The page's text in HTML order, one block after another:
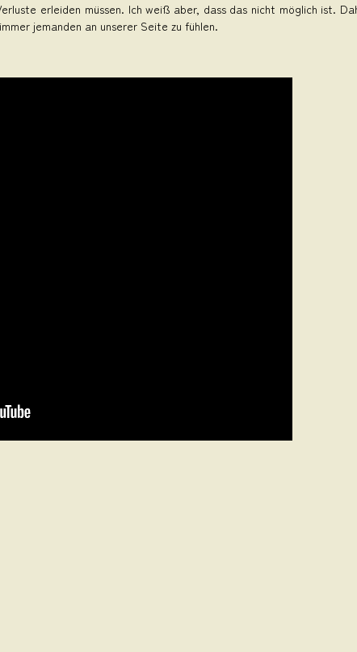
erleiden müssen. Ich weiß aber, dass das nicht möglich ist.
jemanden an unserer Seite zu fühlen.